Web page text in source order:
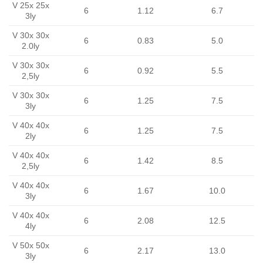
V 25x 25x
3ly
6 1.12 6.7
V 30x 30x
2.0ly
6 0.83 5.0
V 30x 30x
2,5ly
6 0.92 5.5
V 30x 30x
3ly
6 1.25 7.5
V 40x 40x
2ly
6 1.25 7.5
V 40x 40x
2,5ly
6 1.42 8.5
V 40x 40x
3ly
6 1.67 10.0
V 40x 40x
4ly
6 2.08 12.5
V 50x 50x
3ly
6 2.17 13.0